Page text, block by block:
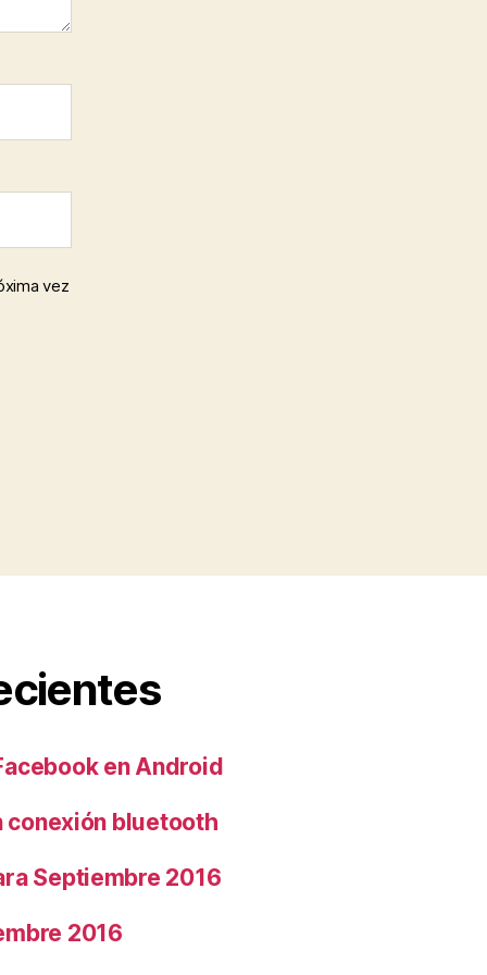
vez
en Android
conexión bluetooth
Septiembre 2016
2016